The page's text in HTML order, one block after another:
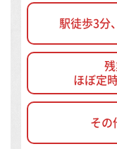
駅徒歩3分
残
ほぼ定
その